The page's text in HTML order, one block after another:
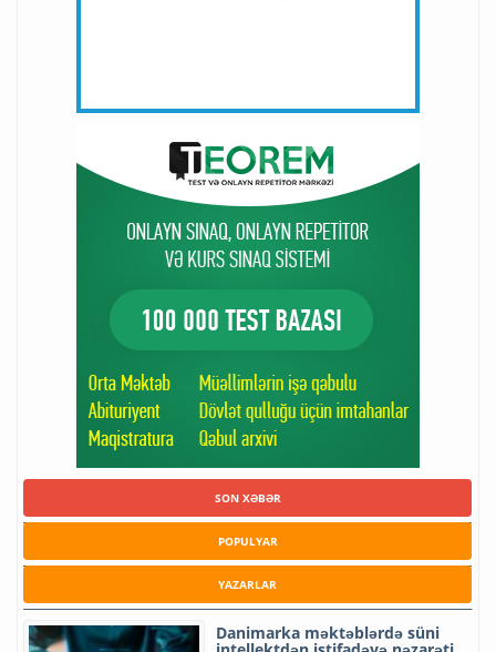
SON XƏBƏR
POPULYAR
YAZARLAR
Danimarka məktəblərdə süni